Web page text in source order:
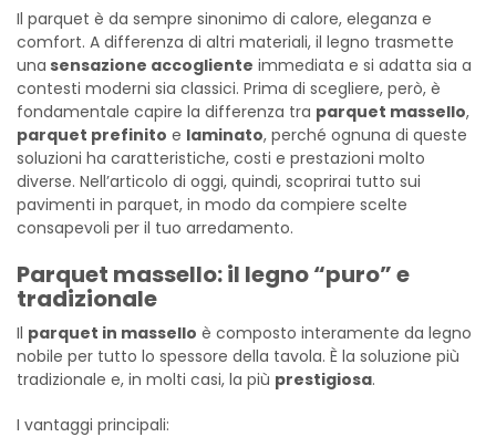
Il parquet è da sempre sinonimo di calore, eleganza e
comfort. A differenza di altri materiali, il legno trasmette
una sensazione accogliente immediata e si adatta sia a
contesti moderni sia classici. Prima di scegliere, però, è
fondamentale capire la differenza tra parquet massello,
parquet prefinito e laminato, perché ognuna di queste
soluzioni ha caratteristiche, costi e prestazioni molto
diverse. Nell’articolo di oggi, quindi, scoprirai tutto sui
pavimenti in parquet, in modo da compiere scelte
consapevoli per il tuo arredamento.
Parquet massello: il legno “puro” e
tradizionale
Il parquet in massello è composto interamente da legno
nobile per tutto lo spessore della tavola. È la soluzione più
tradizionale e, in molti casi, la più prestigiosa.
I vantaggi principali: